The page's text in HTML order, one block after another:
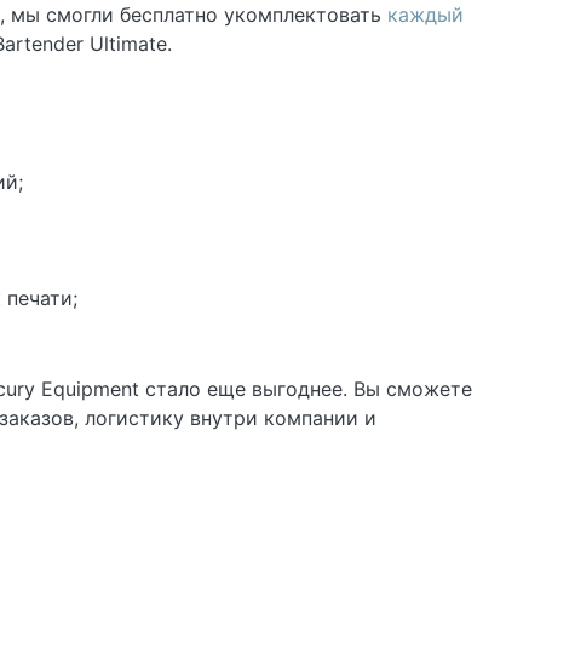
смогли бесплатно укомплектовать каждый
Ultimate.
Equipment стало еще выгоднее. Вы сможете
логистику внутри компании и